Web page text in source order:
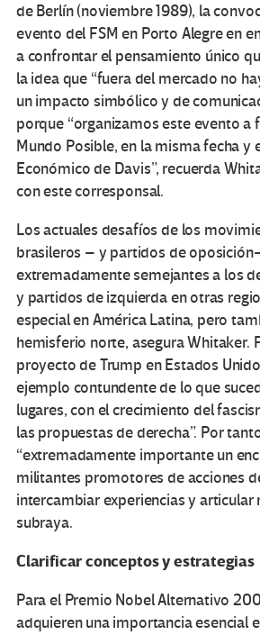
de Berlín (noviembre 1989), la
evento del FSM en Porto Alegre en
a confrontar el pensamiento único
la idea que “fuera del mercado no
un impacto simbólico y de
porque “organizamos este evento a
Mundo Posible, en la misma fecha y
Económico de Davis”, recuerda
con este corresponsal.
Los actuales desafíos de los
brasileros – y partidos de
extremadamente semejantes a los
y partidos de izquierda en otras
especial en América Latina, pero
hemisferio norte, asegura Whitaker.
proyecto de Trump en Estados
ejemplo contundente de lo que
lugares, con el crecimiento del
las propuestas de derecha”. Por
“extremadamente importante un
militantes promotores de acciones
intercambiar experiencias y articular
subraya.
Clarificar conceptos y estrategias
Para el Premio Nobel Alternativo
adquieren una importancia esencial